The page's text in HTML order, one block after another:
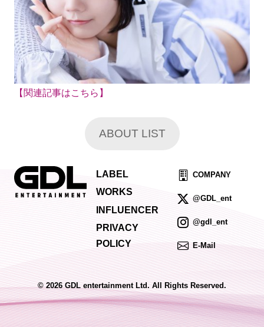
【関連記事はこちら】
ABOUT LIST
LABEL
WORKS
INFLUENCER
PRIVACY
POLICY
COMPANY
@GDL_ent
@gdl_ent
E-Mail
© 2026 GDL entertainment Ltd. All Rights Reserved.